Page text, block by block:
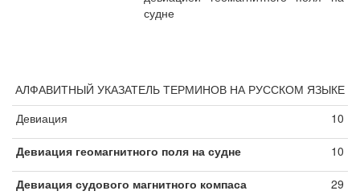
судне
АЛФАВИТНЫЙ УКАЗАТЕЛЬ ТЕРМИНОВ НА РУССКОМ ЯЗЫКЕ
Девиация
10
Девиация геомагнитного поля на судне 10
Девиация судового магнитного компаса 29